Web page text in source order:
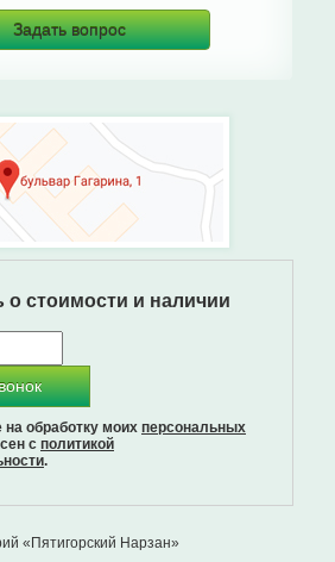
Задать вопрос
о стоимости и наличии
обработку моих персональных
с политикой
.
«Пятигорский Нарзан»